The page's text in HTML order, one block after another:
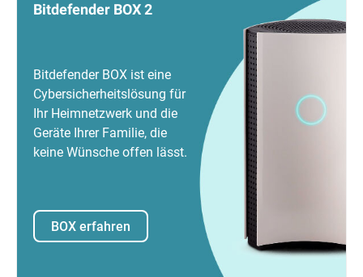
Bitdefender BOX 2
Bitdefender BOX ist eine
Cybersicherheitslösung für
Ihr Heimnetzwerk und die
Geräte Ihrer Familie, die
keine Wünsche offen lässt.
BOX erfahren